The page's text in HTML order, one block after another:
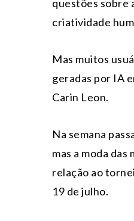
questões sobre
criatividade
Mas muitos
geradas por IA
Carin Leon.
Na semana
mas a moda
relação ao
19 de julho.